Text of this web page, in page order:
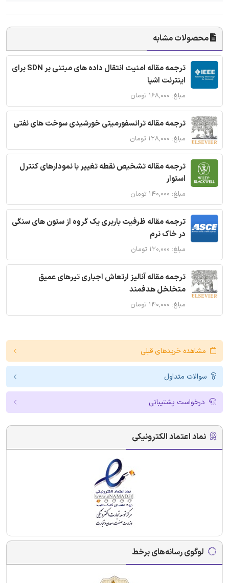
محصولات مشابه
ترجمه مقاله امنیت انتقال داده های مبتنی بر SDN برای
اینترنت اشیا
مبلغ: ۱۶۸,۰۰۰ تومان
ترجمه مقاله ترانسفورمیتی خورشیدی سوخت های نفتی
مبلغ: ۱۲۸,۰۰۰ تومان
ترجمه مقاله تشخیص نقطه تغییر با نمودارهای کنترل
استوار
مبلغ: ۱۴۰,۰۰۰ تومان
ترجمه مقاله ظرفیت باربری یک گروه از ستون های سنگی
در خاک نرم
مبلغ: ۱۲۰,۰۰۰ تومان
ترجمه مقاله آنالیز ارتعاش اجباری تیرهای عمیق
متخلخل هدفمند
مبلغ: ۱۴۰,۰۰۰ تومان
مشاهده خریدهای قبلی
سوالات متداول
درخواست پشتیبانی
نماد اعتماد الکترونیکی
لوگوی رسانه‌های برخط